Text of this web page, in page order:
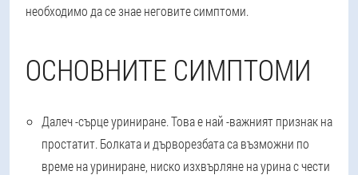
необходимо да се знае неговите симптоми.
ОСНОВНИТЕ СИМПТОМИ
Далеч -сърце уриниране.Това е най -важният признак на
простатит. Болката и дърворезбата са възможни по
време на уриниране, ниско изхвърляне на урина с чести